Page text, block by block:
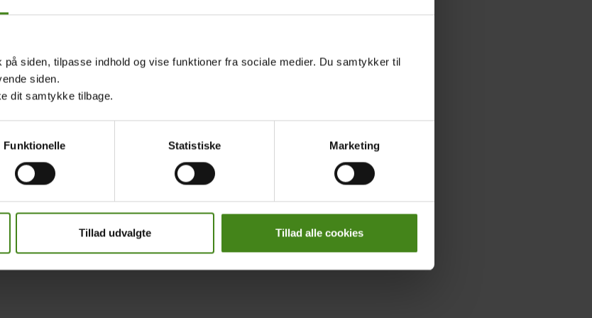
siden, tilpasse indhold og vise funktioner fra sociale medier. Du samtykker til
siden.
dit samtykke tilbage.
Funktionelle Statistiske Marketing
Tillad udvalgte Tillad alle cookies
22